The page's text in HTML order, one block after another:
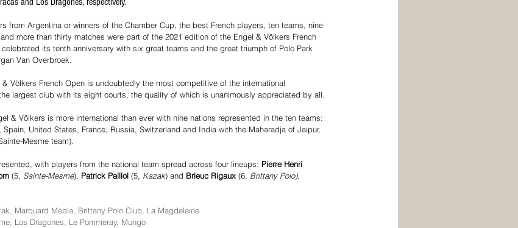
from Argentina or winners of the Chamber Cup, the best French players, ten teams, nine
more than thirty matches were part of the 2021 edition of the Engel & Völkers French
its tenth anniversary with six great teams and the great triumph of Polo Park
Van Overbroek.
Völkers French Open is undoubtedly the most competitive of the international
largest club with its eight courts, the quality of which is unanimously appreciated by all.
& Völkers is more international than ever with nine nations represented in the ten teams:
United States, France, Russia, Switzerland and India with the Maharadja of Jaipur,
Mesme team).
with players from the national team spread across four lineups: Pierre Henri
(5, Sainte-Mesme), Patrick Paillol (5, Kazak) and Brieuc Rigaux (6, Brittany Polo).
Marquard Media, Brittany Polo Club, La Magdeleine
Los Dragones, Le Pommeray, Mungo